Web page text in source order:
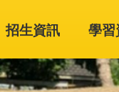
招生資訊 學